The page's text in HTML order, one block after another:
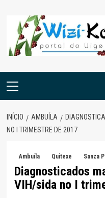
content
Menu
INÍCIO AMBUÍLA
NO I TRIMESTRE DE 2017
Ambuíla Quitexe Sanza
Diagnosticados
VIH/sida no I